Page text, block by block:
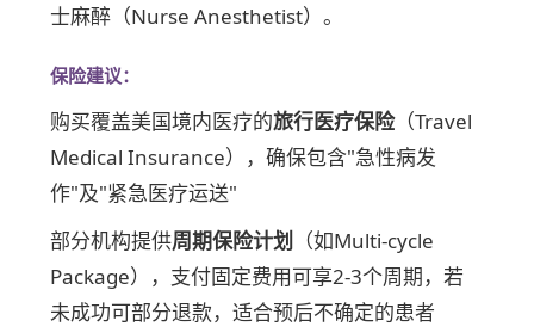
士麻醉（Nurse Anesthetist）。
保险建议：
购买覆盖美国境内医疗的旅行医疗保险（Travel
Medical Insurance），确保包含"急性病发
作"及"紧急医疗运送"
部分机构提供周期保险计划
（如Multi-cycle
Package），支付固定费用可享2-3个周期，若
未成功可部分退款，适合预后不确定的患者